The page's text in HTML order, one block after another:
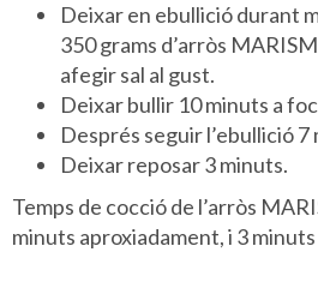
Deixar en ebullició durant
350 grams d’arròs
afegir sal al gust.
Deixar bullir 10 minuts a
Després seguir l’ebullició
Deixar reposar 3 minuts.
Temps de cocció de l’arròs
minuts aproxiadament, i 3